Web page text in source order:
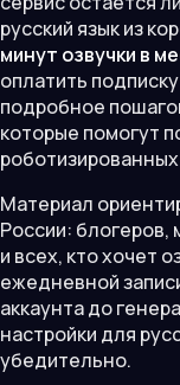
русский язык из
минут озвучки в
оплатить
подробное
которые помогут
Материал
России: блогеров,
и всех, кто хочет
ежедневной
аккаунта до
настройки для
убедительно.